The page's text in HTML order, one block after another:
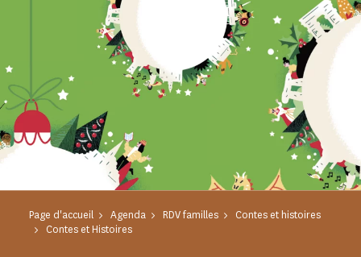
Page d'accueil Agenda RDV familles
Contes et histoires
Contes et Histoires